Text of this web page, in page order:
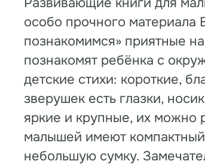
особо прочного материала
познакомимся» приятные
познакомят ребёнка с
детские стихи: короткие,
зверушек есть глазки,
яркие и крупные, их можно
малышей имеют компактный
небольшую сумку.